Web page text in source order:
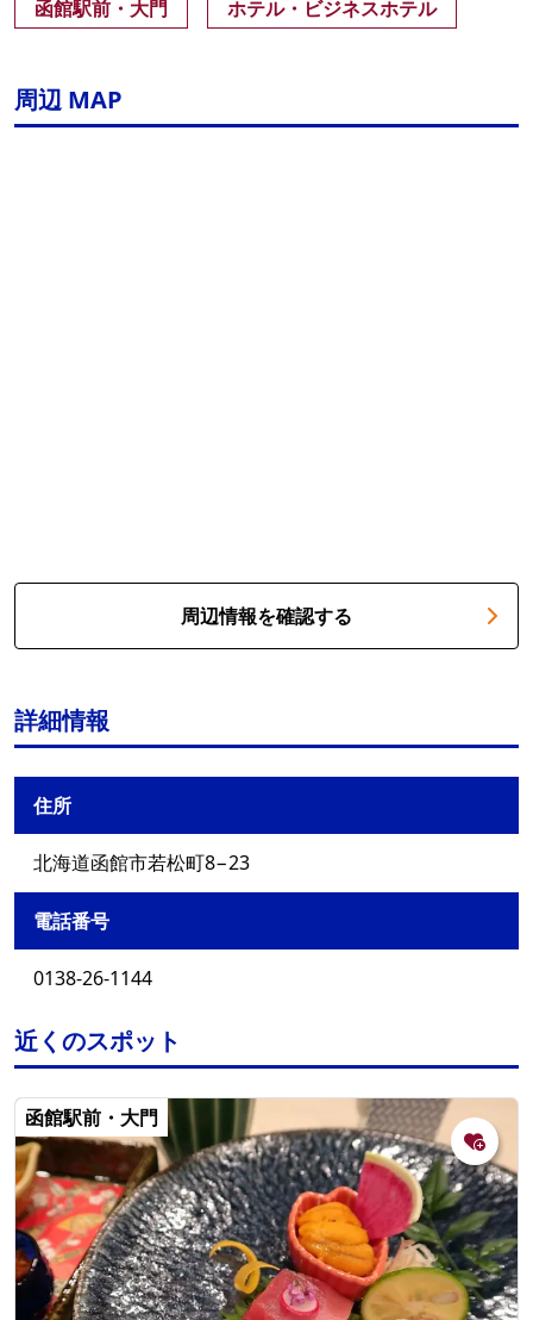
函館駅前・大門 ホテル・ビジネスホテル
周辺 MAP
周辺情報を確認する
詳細情報
住所
北海道函館市若松町8−23
電話番号
0138-26-1144
近くのスポット
函館駅前・大門